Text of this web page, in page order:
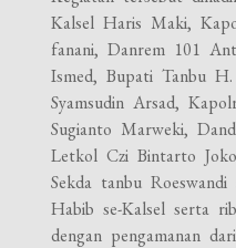
Kalsel Haris Maki,
fanani, Danrem 101
Ismed, Bupati Tanbu
Syamsudin Arsad,
Sugianto Marweki,
Letkol Czi Bintarto
Sekda tanbu
Habib se-Kalsel serta
dengan pengamanan